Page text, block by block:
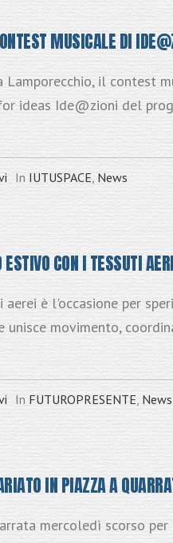
MUSICALE DI
il contest
ideas Ide@zioni del
In IUTUSPACE, News
CON I TESSUTI
è l'occasione per
movimento,
In FUTUROPRESENTE, News
IN PIAZZA A
mercoledì scorso